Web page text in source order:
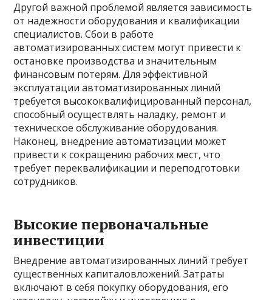
Другой важной проблемой является зависимость
от надежности оборудования и квалификации
специалистов. Сбои в работе
автоматизированных систем могут привести к
остановке производства и значительным
финансовым потерям. Для эффективной
эксплуатации автоматизированных линий
требуется высококвалифицированный персонал,
способный осуществлять наладку, ремонт и
техническое обслуживание оборудования.
Наконец, внедрение автоматизации может
привести к сокращению рабочих мест, что
требует переквалификации и переподготовки
сотрудников.
Высокие первоначальные
инвестиции
Внедрение автоматизированных линий требует
существенных капиталовложений. Затраты
включают в себя покупку оборудования, его